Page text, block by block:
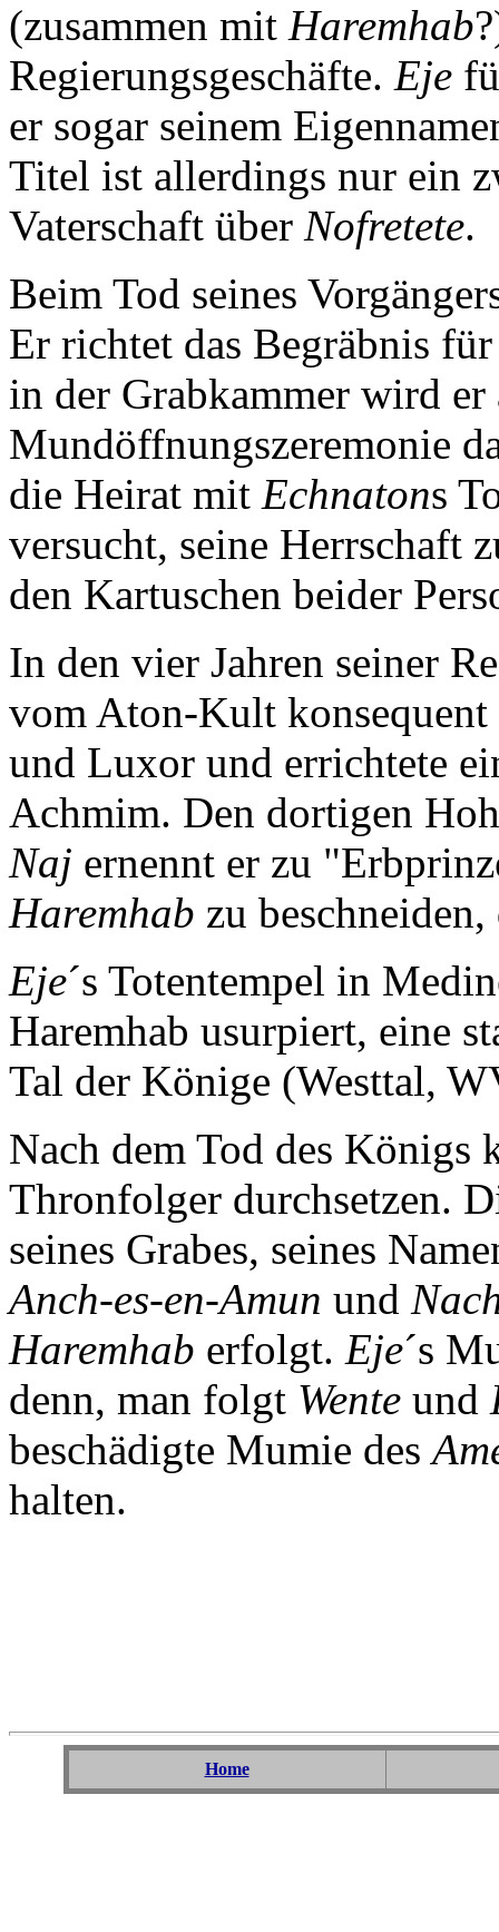
(zusammen mit Haremhab
Regierungsgeschäfte. Eje
er sogar seinem
Titel ist allerdings nur ein
Vaterschaft über Nofretete.
Beim Tod seines
Er richtet das Begräbnis
in der Grabkammer wird
Mundöffnungszeremonie
die Heirat mit Echnatons
versucht, seine Herrschaft
den Kartuschen beider
In den vier Jahren seiner
vom Aton-Kult
und Luxor und errichtete
Achmim. Den dortigen
Naj ernennt er zu
Haremhab zu
Eje´s Totentempel in
Haremhab usurpiert, eine
Tal der Könige (Westtal,
Nach dem Tod des Königs
Thronfolger durchsetzen.
seines Grabes, seines
Anch-es-en-Amun und
Haremhab erfolgt. Eje´s
denn, man folgt Wente und
beschädigte Mumie des
halten.
Home